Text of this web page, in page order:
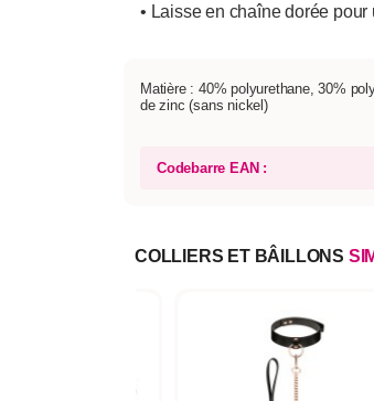
• Laisse en chaîne dorée
Matière : 40% polyurethane, 30%
de zinc (sans nickel)
Codebarre EAN :
COLLIERS ET BÂILLONS